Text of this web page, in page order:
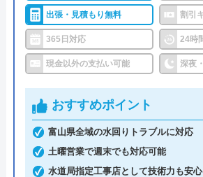
うまい棒エビマヨ
スムーズに対応して頂けて助か
イレの交換部分もその都度言っ
作業を依頼できます。早朝・深
く、見積もりや出張料も無料なの
でも気兼ねなく相談可能です。ま
「Webを見た」と申告すると、
支払い方法にコンビニ後払いも選
費で手持ちがなくても修理が可能
レジットカード払いや楽天ペイも
出張・見積もり無料 割引
365日対応 24時
現金以外の支払い可能 深夜
おすすめポイント
富山県全域の水回りトラブルに対応
土曜営業で週末でも対応可能
水道局指定工事店として技術力も安心